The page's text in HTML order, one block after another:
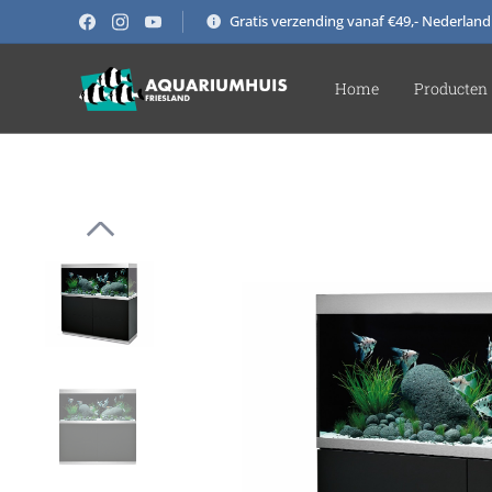
Gratis verzending vanaf €49,- Nederland
Home Producten